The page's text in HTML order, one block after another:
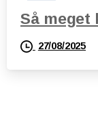
Så meget
27/08/2025